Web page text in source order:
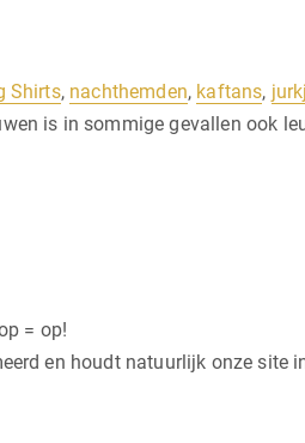
Shirts, nachthemden, kaftans,
is in sommige gevallen ook
= op!
en houdt natuurlijk onze site